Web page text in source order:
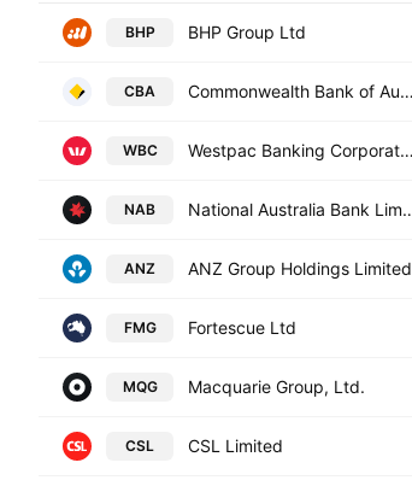
BHP BHP Group Ltd
CBA Commonwealth Bank of Australia
WBC Westpac Banking Corporation
NAB National
ANZ ANZ Group Holdings Limited
FMG Fortescue Ltd
MQG Macquarie Group, Ltd.
CSL CSL Limited